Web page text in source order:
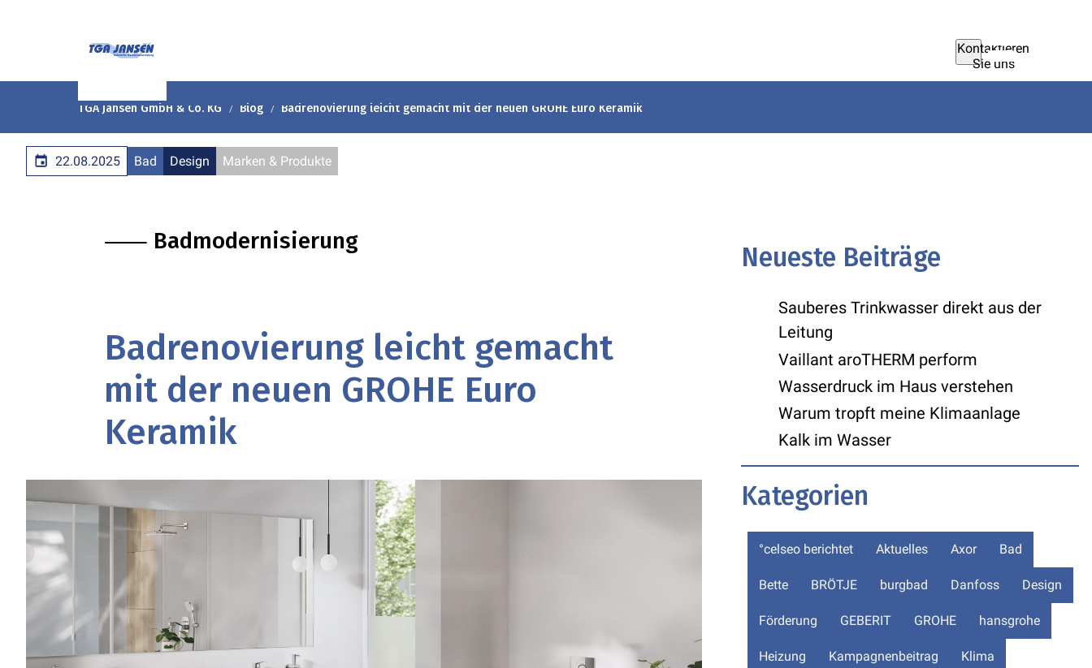
Kontaktieren
Sie uns
TGA Jansen GmbH & Co. KG Blog Badrenovierung leicht gemacht mit der neuen GROHE Euro Keramik
22.08.2025 Bad Design Marken & Produkte
⸺ Badmodernisierung
Badrenovierung leicht gemacht
mit der neuen GROHE Euro
Keramik
Neueste Beiträge
Sauberes Trinkwasser direkt aus der
Leitung
Vaillant aroTHERM perform
Wasserdruck im Haus verstehen
Warum tropft meine Klimaanlage
Kalk im Wasser
Kategorien
°celseo berichtet Aktuelles Axor Bad
Bette BRÖTJE burgbad Danfoss Design
Förderung GEBERIT GROHE hansgrohe
Heizung Kampagnenbeitrag Klima